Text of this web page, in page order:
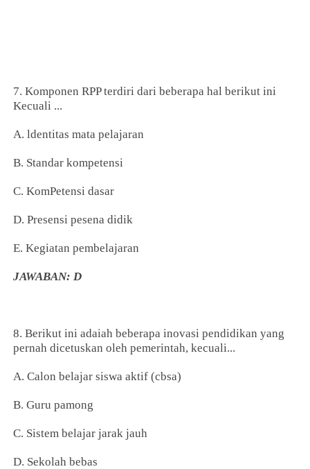
7. Komponen RPP terdiri dari beberapa hal berikut ini
Kecuali ...
A. ldentitas mata pelajaran
B. Standar kompetensi
C. KomPetensi dasar
D. Presensi pesena didik
E. Kegiatan pembelajaran
JAWABAN: D
8. Berikut ini adaiah beberapa inovasi pendidikan yang
pernah dicetuskan oleh pemerintah, kecuali...
A. Calon belajar siswa aktif (cbsa)
B. Guru pamong
C. Sistem belajar jarak jauh
D. Sekolah bebas